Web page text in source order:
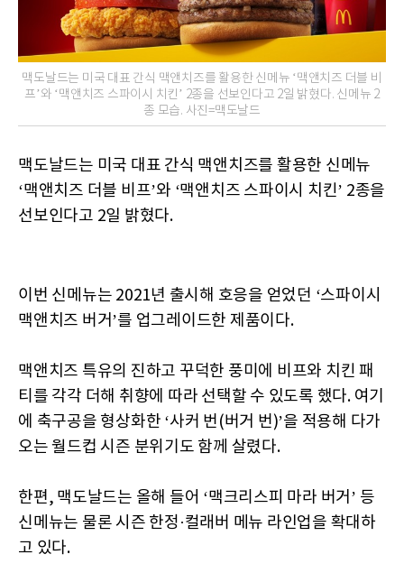
맥도날드는 미국 대표 간식 맥앤치즈를 활용한 신메뉴 ‘맥앤치즈 더블 비
프’와 ‘맥앤치즈 스파이시 치킨’ 2종을 선보인다고 2일 밝혔다. 신메뉴 2
종 모습. 사진=맥도날드
맥도날드는 미국 대표 간식 맥앤치즈를 활용한 신메뉴
‘맥앤치즈 더블 비프’와 ‘맥앤치즈 스파이시 치킨’ 2종을
선보인다고 2일 밝혔다.
이번 신메뉴는 2021년 출시해 호응을 얻었던 ‘스파이시
맥앤치즈 버거’를 업그레이드한 제품이다.
맥앤치즈 특유의 진하고 꾸덕한 풍미에 비프와 치킨 패
티를 각각 더해 취향에 따라 선택할 수 있도록 했다. 여기
에 축구공을 형상화한 ‘사커 번(버거 번)’을 적용해 다가
오는 월드컵 시즌 분위기도 함께 살렸다.
한편, 맥도날드는 올해 들어 ‘맥크리스피 마라 버거’ 등
신메뉴는 물론 시즌 한정·컬래버 메뉴 라인업을 확대하
고 있다.